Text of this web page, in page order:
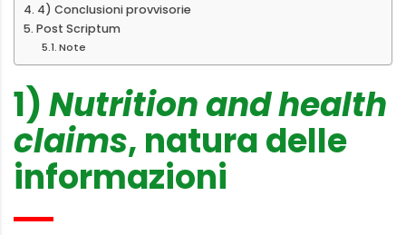
4) Conclusioni provvisorie
Post Scriptum
Note
1)Nutrition and health
claims, natura delle
informazioni